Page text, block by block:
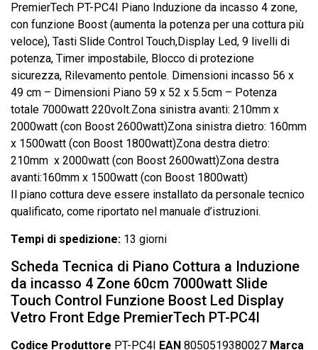
PremierTech PT-PC4I Piano Induzione da incasso 4 zone,
con funzione Boost (aumenta la potenza per una cottura più
veloce), Tasti Slide Control Touch,Display Led, 9 livelli di
potenza, Timer impostabile, Blocco di protezione
sicurezza, Rilevamento pentole. Dimensioni incasso 56 x
49 cm – Dimensioni Piano 59 x 52 x 5.5cm – Potenza
totale 7000watt 220volt.Zona sinistra avanti: 210mm x
2000watt (con Boost 2600watt)Zona sinistra dietro: 160mm
x 1500watt (con Boost 1800watt)Zona destra dietro:
210mm x 2000watt (con Boost 2600watt)Zona destra
avanti:160mm x 1500watt (con Boost 1800watt)
Il piano cottura deve essere installato da personale tecnico
qualificato, come riportato nel manuale d’istruzioni.
Tempi di spedizione: 13 giorni
Scheda Tecnica di Piano Cottura a Induzione
da incasso 4 Zone 60cm 7000watt Slide
Touch Control Funzione Boost Led Display
Vetro Front Edge PremierTech PT-PC4I
Codice Produttore PT-PC4I EAN 8050519380027 Marca